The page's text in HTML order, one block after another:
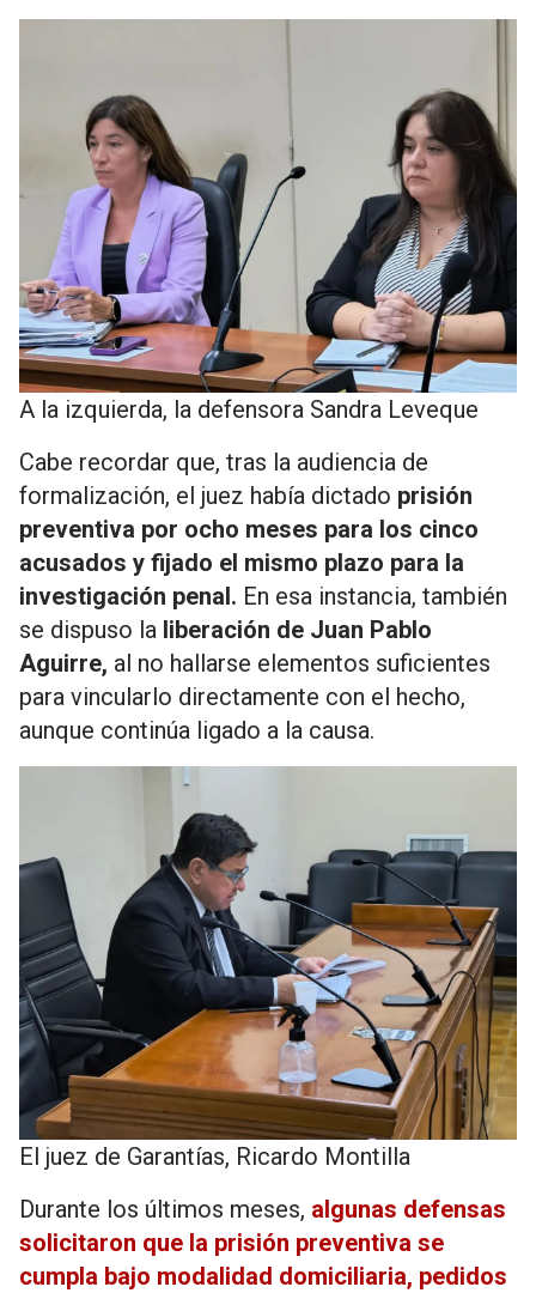
A la izquierda, la defensora Sandra Leveque
Cabe recordar que, tras la audiencia de
formalización, el juez había dictado prisión
preventiva por ocho meses para los cinco
acusados y fijado el mismo plazo para la
investigación penal. En esa instancia, también
se dispuso la liberación de Juan Pablo
Aguirre, al no hallarse elementos suficientes
para vincularlo directamente con el hecho,
aunque continúa ligado a la causa.
El juez de Garantías, Ricardo Montilla
Durante los últimos meses, algunas defensas
solicitaron que la prisión preventiva se
cumpla bajo modalidad domiciliaria, pedidos